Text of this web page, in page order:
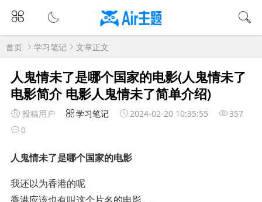
首页 学习笔记 文章正文
人鬼情未了是哪个国家的电影(人鬼情未了
电影简介 电影人鬼情未了简单介绍)
投稿用户 学习笔记 2024-02-20 10:35:55
357
0
人鬼情未了是哪个国家的电影
我还以为香港的呢